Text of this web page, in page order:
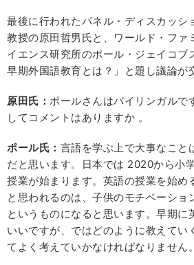
最後に行われたパネル・ディスカッシ
教授の原田哲男氏と、ワールド・ファ
イエンス研究所のポール・ジェイコブ
早期外国語教育とは？」と題し議論が
原田氏： ポールさんはバイリンガルで
してコメントはありますか 。
ポール氏： 言語を学ぶ上で大事なこと
だと思います。日本では 2020から小
授業が始まります。英語の授業を始め
と思われるのは、子供のモチベーショ
というものになると思います。早期に
いいですが、ではどのように教えてい
てよく考えていかなければなりません。